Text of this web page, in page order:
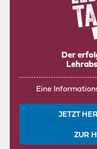
Der
Eine
JETZT
ZUR